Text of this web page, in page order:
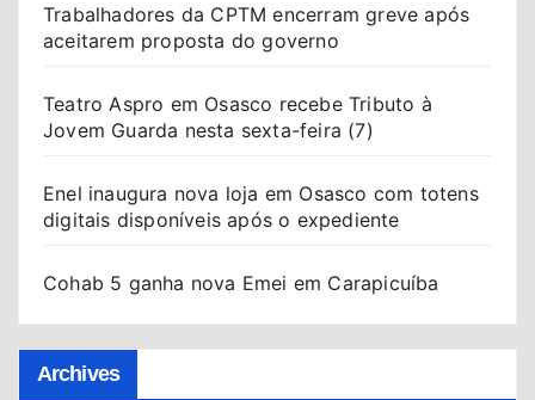
Trabalhadores da CPTM encerram greve após
aceitarem proposta do governo
Teatro Aspro em Osasco recebe Tributo à
Jovem Guarda nesta sexta-feira (7)
Enel inaugura nova loja em Osasco com totens
digitais disponíveis após o expediente
Cohab 5 ganha nova Emei em Carapicuíba
Archives